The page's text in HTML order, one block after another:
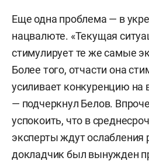
Еще одна проблема — в
нацвалюте. «Текущая
стимулирует те же самые
Более того, отчасти она
усиливает конкуренцию на
— подчеркнул Белов.
успокоить, что в
эксперты ждут
докладчик был вынужден